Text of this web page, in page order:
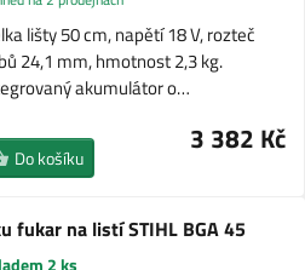
lišty 50 cm, napětí 18 V, rozteč
24,1 mm, hmotnost 2,3 kg.
akumulátor o…
3 382 Kč
Do košíku
fukar na listí STIHL BGA 45
2 ks